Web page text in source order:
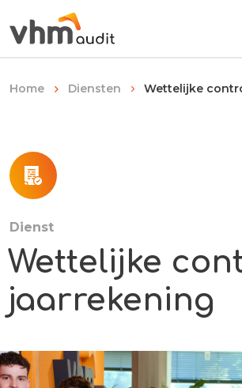
Internationaal
Contact
Home Diensten Wettelijke
Dienst
Wettelijke
jaarrekening